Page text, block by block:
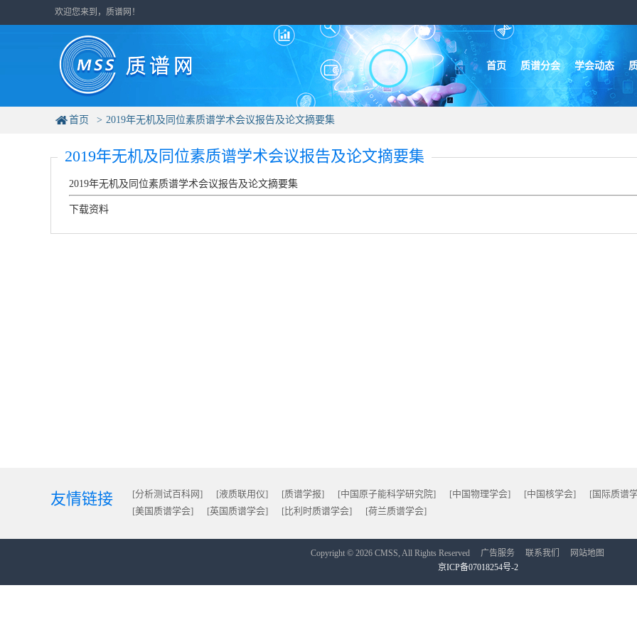
欢迎您来到，质谱网！
首页 质谱分会 学会动态
首页 2019年无机及同位素质谱学术会议报告及论文摘要集
2019年无机及同位素质谱学术会议报告及论文摘要集
2019年无机及同位素质谱学术会议报告及论文摘要集
下载资料
友情链接 [分析测试百科网] [液质联用仪] [质谱学报] [中国原子能科学研究院] [中国物理学会] [中国核学会] [国际质谱
[美国质谱学会]
[英国质谱学会] [比利时质谱学会] [荷兰质谱学会]
Copyright © 2026 CMSS, All Rights Reserved 广告服务 联系我们
网站地图
京ICP备07018254号-2